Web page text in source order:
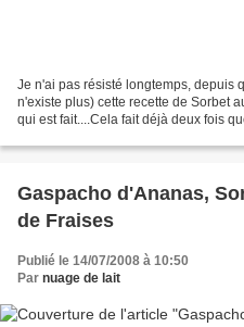
Je n'ai pas résisté longtemps, depuis
n'existe plus) cette recette de Sorbet
qui est fait....Cela fait déjà deux fois
Gaspacho d'Ananas,
de Fraises
Publié le 14/07/2008 à 10:50
Par nuage de lait